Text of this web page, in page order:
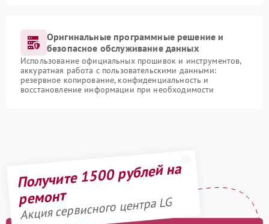
Оригинальные программные решение и
безопасное обслуживание данных
Использование официальных прошивок и инструментов,
аккуратная работа с пользовательскими данными:
резервное копирование, конфиденциальность и
восстановление информации при необходимости
Получите 1500 рублей на
ремонт
Акция сервисного центра LG